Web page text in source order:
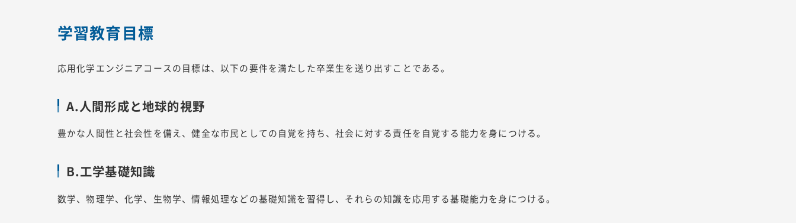
学習教育目標
応用化学エンジニアコースの目標は、以下の要件を満たした卒業生を送り出すことである。
A.人間形成と地球的視野
豊かな人間性と社会性を備え、健全な市民としての自覚を持ち、社会に対する責任を自覚する能力を身につける。
B.工学基礎知識
数学、物理学、化学、生物学、情報処理などの基礎知識を習得し、それらの知識を応用する基礎能力を身につける。